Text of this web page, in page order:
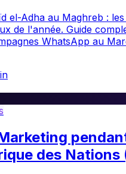
el-Adha au Maghreb : les
de l'année. Guide
WhatsApp au
des Nations